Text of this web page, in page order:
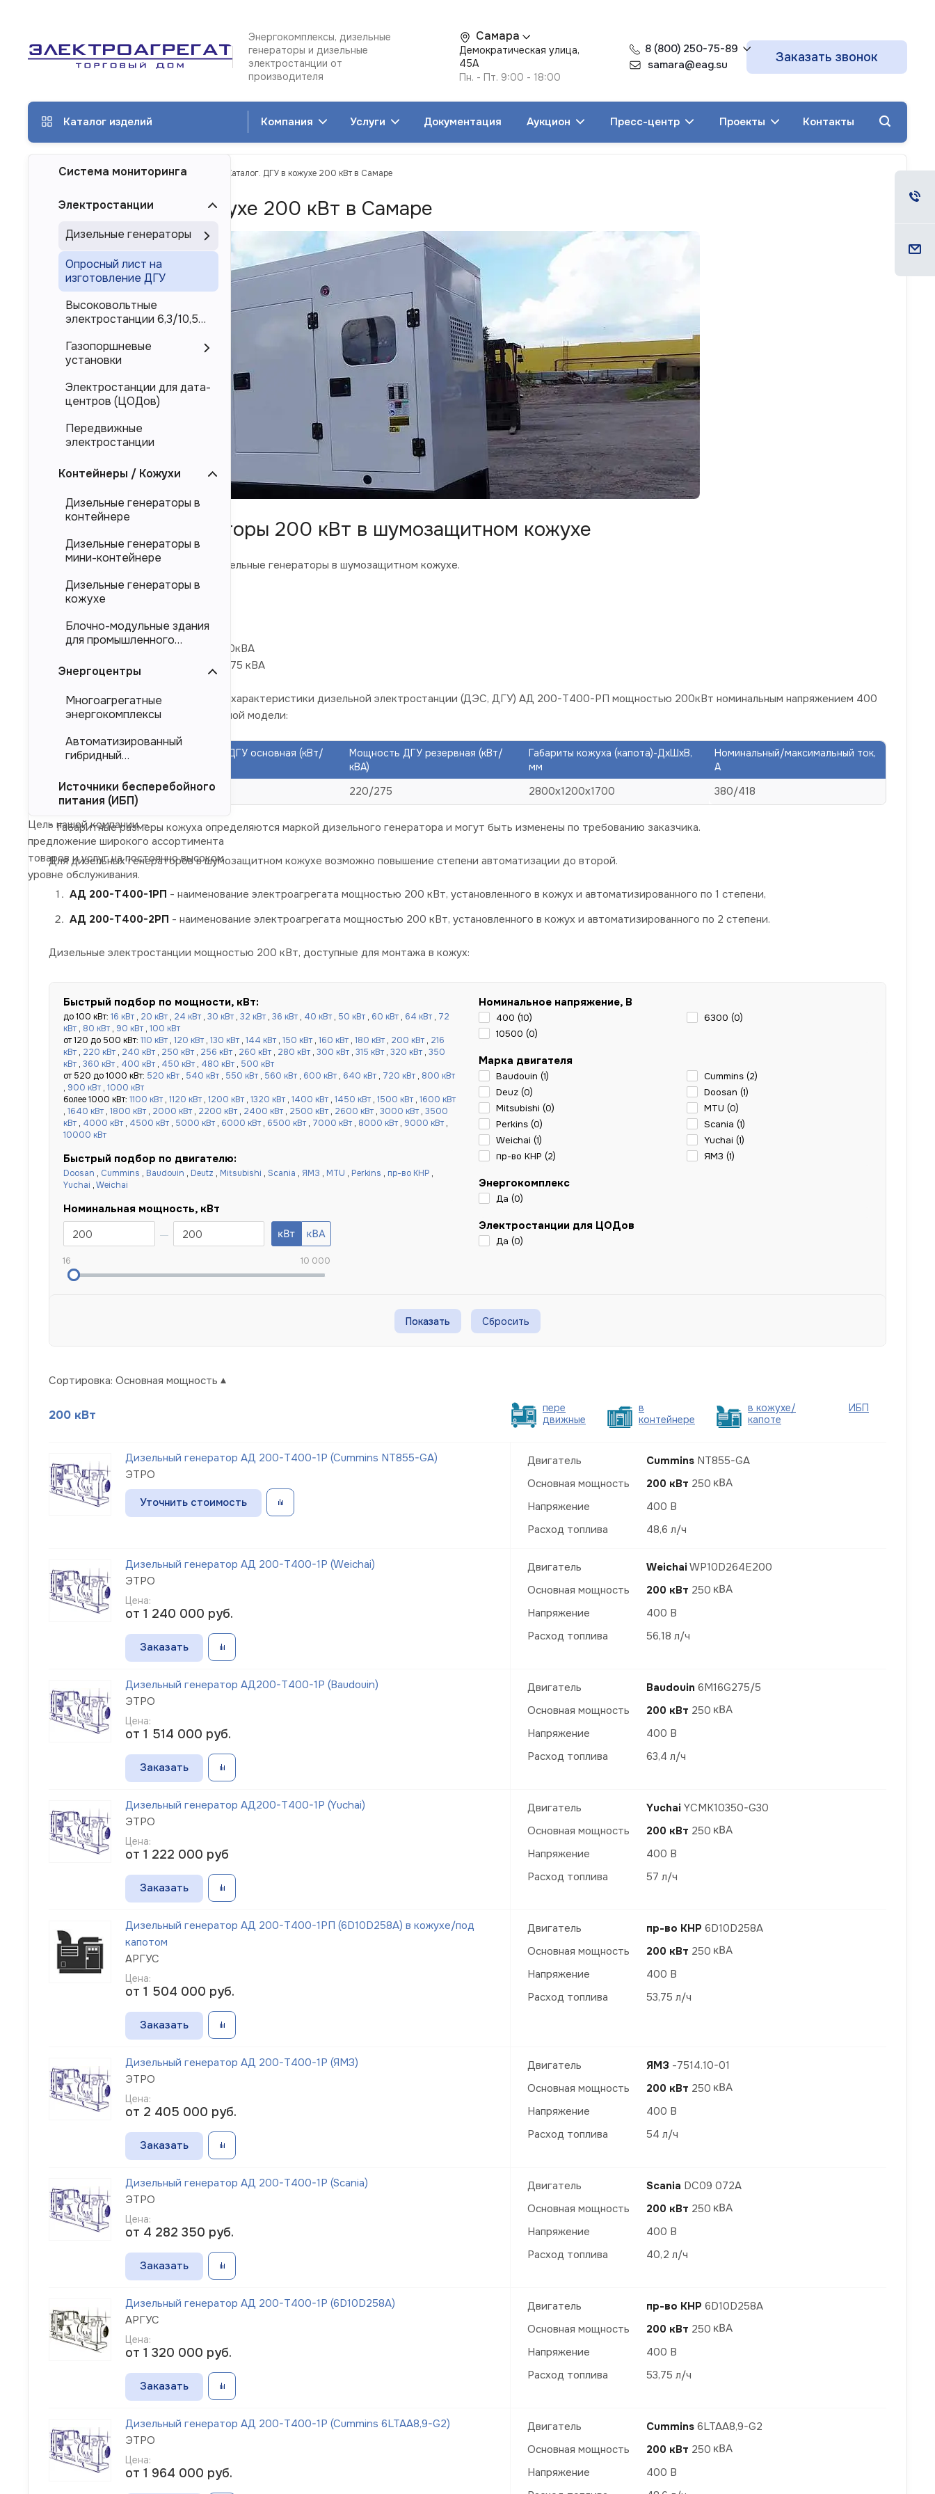
Энергокомплексы, дизельные
генераторы и дизельные
электростанции от
производителя
Самара
Демократическая улица,
45А
Пн. - Пт. 9:00 - 18:00
8 (800) 250-75-89
samara@eag.su
Заказать звонок
Каталог изделий Компания Услуги Документация Аукцион Пресс-центр Проекты Контакты
ТД Электроагрегат Каталог изделий Каталог. ДГУ в кожухе 200 кВт в Самаре
Каталог. ДГУ в кожухе 200 кВт в Самаре
Дизельные генераторы 200 кВт в шумозащитном кожухе
В каталоге ниже представлены дизельные генераторы в шумозащитном кожухе.
Торговая марка ЭТРО, АРГУС
Номинальное напряжение 0,4 кВ
Номинальная мощность 200кВт/250кВА
Максимальная мощность 220 кВт/275 кВА
Усредненные краткие технические характеристики дизельной электростанции (ДЭС, ДГУ) АД 200-Т400-РП мощностью 200кВт номинальным напряжением 400
В в кожухе без привязки к конкретной модели:
Наименование
Мощность ДГУ основная (кВт/
Мощность ДГУ резервная (кВт/
кВА)
Габариты кожуха (капота)-ДхШхВ,
мм
Номинальный/максимальный ток,
А
АД200-Т400-РП 200/250 220/275 2800х1200х1700 380/418
* Габаритные размеры кожуха определяются маркой дизельного генератора и могут быть изменены по требованию заказчика.
Для дизельных генераторов в шумозащитном кожухе возможно повышение степени автоматизации до второй.
АД 200-Т400-1РП - наименование электроагрегата мощностью 200 кВт, установленного в кожух и автоматизированного по 1 степени,
АД 200-Т400-2РП - наименование электроагрегата мощностью 200 кВт, установленного в кожух и автоматизированного по 2 степени.
Дизельные электростанции мощностью 200 кВт, доступные для монтажа в кожух:
Быстрый подбор по мощности, кВт:
до 100 кВт: 16 кВт , 20 кВт , 24 кВт , 30 кВт , 32 кВт , 36 кВт , 40 кВт , 50 кВт , 60 кВт , 64 кВт , 72
кВт , 80 кВт , 90 кВт , 100 кВт
от 120 до 500 кВт: 110 кВт , 120 кВт , 130 кВт , 144 кВт , 150 кВт , 160 кВт , 180 кВт , 200 кВт , 216
кВт , 220 кВт , 240 кВт , 250 кВт , 256 кВт , 260 кВт , 280 кВт , 300 кВт , 315 кВт , 320 кВт , 350
кВт , 360 кВт , 400 кВт , 450 кВт , 480 кВт , 500 кВт
от 520 до 1000 кВт: 520 кВт , 540 кВт , 550 кВт , 560 кВт , 600 кВт , 640 кВт , 720 кВт , 800 кВт
, 900 кВт , 1000 кВт
более 1000 кВт: 1100 кВт , 1120 кВт , 1200 кВт , 1320 кВт , 1400 кВт , 1450 кВт , 1500 кВт , 1600 кВт
, 1640 кВт , 1800 кВт , 2000 кВт , 2200 кВт , 2400 кВт , 2500 кВт , 2600 кВт , 3000 кВт , 3500
кВт , 4000 кВт , 4500 кВт , 5000 кВт , 6000 кВт , 6500 кВт , 7000 кВт , 8000 кВт , 9000 кВт ,
10000 кВт
Быстрый подбор по двигателю:
Doosan , Cummins , Baudouin , Deutz , Mitsubishi , Scania , ЯМЗ , MTU , Perkins , пр-во КНР ,
Yuchai ,Weichai
Номинальная мощность, кВт
16 10 000
Номинальное напряжение, В
400 (10) 6300 (0)
10500 (0)
Марка двигателя
Baudouin (1) Cummins (2)
Deuz (0) Doosan (1)
Mitsubishi (0) MTU (0)
Perkins (0) Scania (1)
Weichai (1) Yuchai (1)
пр-во КНР (2) ЯМЗ (1)
Энергокомплекс
Да (0)
Электростанции для ЦОДов
Да (0)
Сбросить
Сортировка: Основная мощность
200 кВт
пере
движные
в
контейнере
в кожухе/
капоте
ИБП
Дизельный генератор АД 200-Т400-1Р (Cummins NT855-GA)
ЭТРО
Уточнить стоимость
Двигатель Cummins NT855-GA
Основная мощность
200 кВт 250
Напряжение
400 В
Расход топлива
48,6 л/ч
Дизельный генератор АД 200-Т400-1Р (Weichai)
ЭТРО
Цена:
от 1 240 000 руб.
Заказать
Двигатель Weichai WP10D264E200
Основная мощность
200 кВт 250
Напряжение
400 В
Расход топлива
56,18 л/ч
Дизельный генератор АД200-Т400-1Р (Baudouin)
ЭТРО
Цена:
от 1 514 000 руб.
Заказать
Двигатель Baudouin 6M16G275/5
Основная мощность
200 кВт 250
Напряжение
400 В
Расход топлива
63,4 л/ч
Дизельный генератор АД200-Т400-1Р (Yuchai)
ЭТРО
Цена:
от 1 222 000 руб
Заказать
Двигатель Yuchai YCMK10350-G30
Основная мощность
200 кВт 250
Напряжение
400 В
Расход топлива
57 л/ч
Дизельный генератор АД 200-Т400-1РП (6D10D258A) в кожухе/под
капотом
АРГУС
Цена:
от 1 504 000 руб.
Заказать
Двигатель пр-во КНР 6D10D258A
Основная мощность
200 кВт 250
Напряжение
400 В
Расход топлива
53,75 л/ч
Дизельный генератор АД 200-Т400-1Р (ЯМЗ)
ЭТРО
Цена:
от 2 405 000 руб.
Заказать
Двигатель ЯМЗ -7514.10-01
Основная мощность
200 кВт 250
Напряжение
400 В
Расход топлива
54 л/ч
Дизельный генератор АД 200-Т400-1Р (Scania)
ЭТРО
Цена:
от 4 282 350 руб.
Заказать
Двигатель Scania DC09 072A
Основная мощность
200 кВт 250
Напряжение
400 В
Расход топлива
40,2 л/ч
Дизельный генератор АД 200-Т400-1Р (6D10D258A)
АРГУС
Цена:
от 1 320 000 руб.
Заказать
Двигатель пр-во КНР 6D10D258A
Основная мощность
200 кВт 250
Напряжение
400 В
Расход топлива
53,75 л/ч
Дизельный генератор АД 200-Т400-1Р (Cummins 6LTAA8,9-G2)
ЭТРО
Цена:
от 1 964 000 руб.
Двигатель Cummins 6LTAA8,9-G2
Основная мощность
200 кВт 250
Напряжение
400 В
Система мониторинга
Электростанции
Дизельные генераторы
Опросный лист на
изготовление ДГУ
Высоковольтные
электростанции 6,3/10,5
Газопоршневые
установки
Электростанции для дата-
центров (ЦОДов)
Передвижные
электростанции
Контейнеры / Кожухи
Дизельные генераторы в
контейнере
Дизельные генераторы в
мини-контейнере
Дизельные генераторы в
кожухе
Блочно-модульные здания
для промышленного
оборудования (БМЗ)
Энергоцентры
Многоагрегатные
энергокомплексы
Автоматизированный
гибридный
Источники бесперебойного
питания (ИБП)
Цель нашей компании —
предложение широкого ассортимента
товаров и услуг на постоянно высоком
уровне обслуживания.